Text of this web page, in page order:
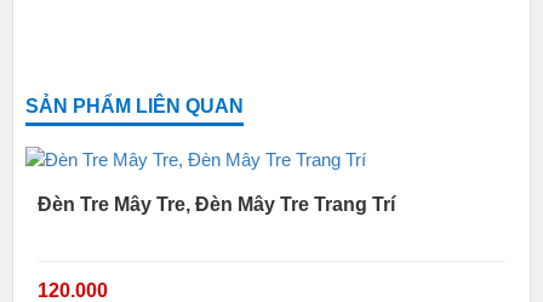
SẢN PHẨM LIÊN QUAN
Đèn Tre Mây Tre, Đèn Mây Tre Trang Trí
120.000